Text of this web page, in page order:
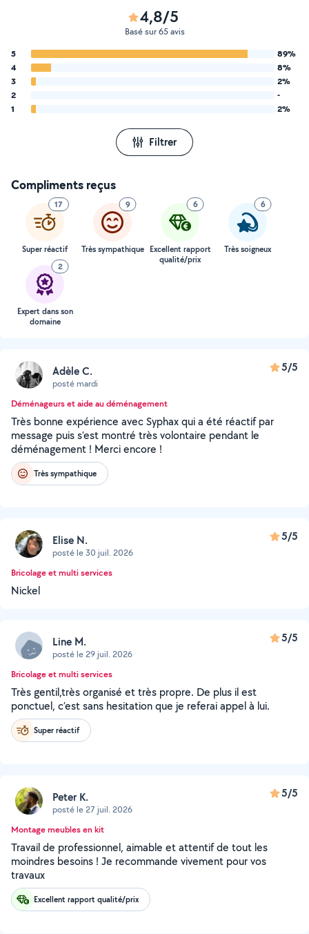
4,8/5
Basé sur 65 avis
5
89%
4
8%
3
2%
2
-
1
2%
Filtrer
Compliments reçus
17
Super réactif
9
Très sympathique
6
Excellent rapport
qualité/prix
6
Très soigneux
2
Expert dans son
domaine
Adèle C.
posté mardi
5/5
Déménageurs et aide au déménagement
Très bonne expérience avec Syphax qui a été réactif par
message puis s’est montré très volontaire pendant le
déménagement ! Merci encore !
Très sympathique
Elise N.
posté le 30 juil. 2026
5/5
Bricolage et multi services
Nickel
Line M.
posté le 29 juil. 2026
5/5
Bricolage et multi services
Très gentil,très organisé et très propre. De plus il est
ponctuel, c’est sans hesitation que je referai appel à lui.
Super réactif
Peter K.
posté le 27 juil. 2026
5/5
Montage meubles en kit
Travail de professionnel, aimable et attentif de tout les
moindres besoins ! Je recommande vivement pour vos
travaux
Excellent rapport qualité/prix